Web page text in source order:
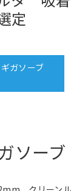
定
ギガソーブ
ソーブ